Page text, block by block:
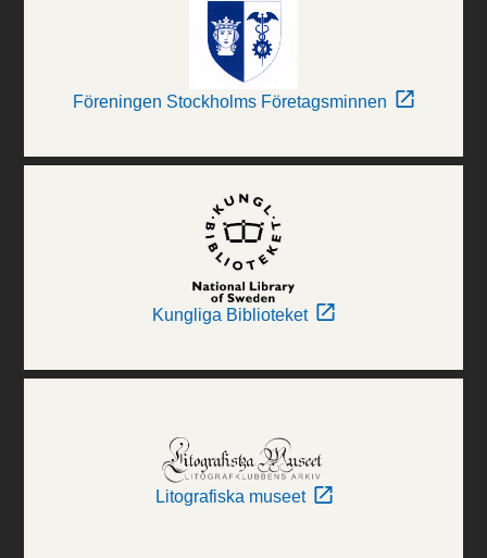
Föreningen Stockholms Företagsminnen
Kungliga Biblioteket
Litografiska museet